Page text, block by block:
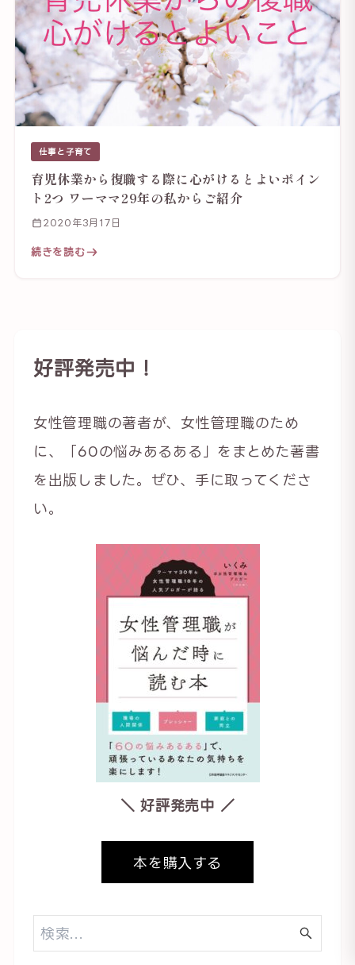
仕事と子育て
育児休業から復職する際に心がけるとよいポイン
ト2つ ワーママ29年の私からご紹介
2020年3月17日
続きを読む
好評発売中！
女性管理職の著者が、女性管理職のため
に、「60の悩みあるある」をまとめた著書
を出版しました。ぜひ、手に取ってくださ
い。
＼ 好評発売中 ／
本を購入する